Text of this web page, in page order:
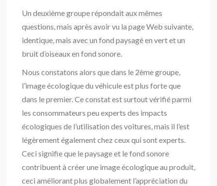
Un deuxième groupe répondait aux mêmes
questions, mais après avoir vu la page Web suivante,
identique, mais avec un fond paysagé en vert et un
bruit d’oiseaux en fond sonore.
Nous constatons alors que dans le 2ème groupe,
l’image écologique du véhicule est plus forte que
dans le premier. Ce constat est surtout vérifié parmi
les consommateurs peu experts des impacts
écologiques de l’utilisation des voitures, mais il l’est
légèrement également chez ceux qui sont experts.
Ceci signifie que le paysage et le fond sonore
contribuent à créer une image écologique au produit,
ceci améliorant plus globalement l’appréciation du